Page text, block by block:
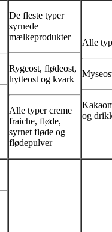
De fleste typer
syrnede
mælkeprodukter
Rygeost, flødeost,
hytteost og kvark
Alle typer creme
fraiche, fløde,
syrnet fløde og
flødepulver
Alle
og